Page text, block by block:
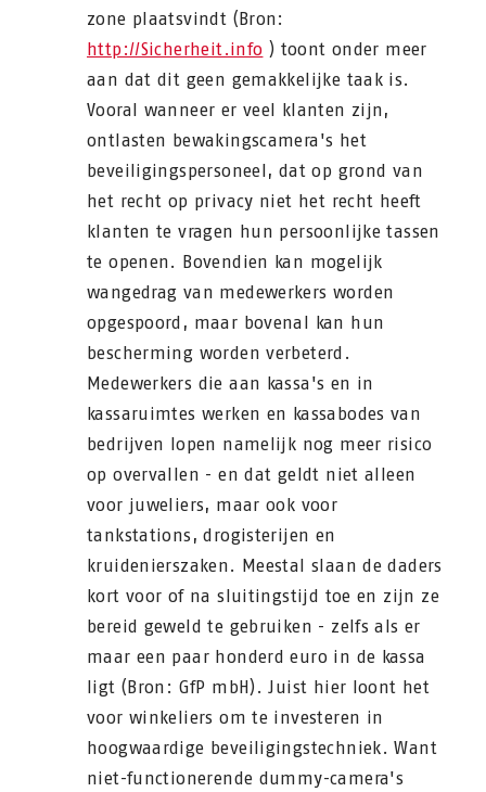
zone plaatsvindt (Bron:
http://Sicherheit.info ) toont onder meer
aan dat dit geen gemakkelijke taak is.
Vooral wanneer er veel klanten zijn,
ontlasten bewakingscamera's het
beveiligingspersoneel, dat op grond van
het recht op privacy niet het recht heeft
klanten te vragen hun persoonlijke tassen
te openen. Bovendien kan mogelijk
wangedrag van medewerkers worden
opgespoord, maar bovenal kan hun
bescherming worden verbeterd.
Medewerkers die aan kassa's en in
kassaruimtes werken en kassabodes van
bedrijven lopen namelijk nog meer risico
op overvallen - en dat geldt niet alleen
voor juweliers, maar ook voor
tankstations, drogisterijen en
kruidenierszaken. Meestal slaan de daders
kort voor of na sluitingstijd toe en zijn ze
bereid geweld te gebruiken - zelfs als er
maar een paar honderd euro in de kassa
ligt (Bron: GfP mbH). Juist hier loont het
voor winkeliers om te investeren in
hoogwaardige beveiligingstechniek. Want
niet-functionerende dummy-camera's